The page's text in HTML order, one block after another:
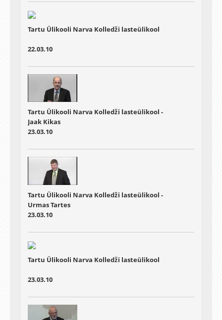
Tartu Ülikooli Narva Kolledži lasteülikool
22.03.10
Tartu Ülikooli Narva Kolledži lasteülikool -
Jaak Kikas
23.03.10
Tartu Ülikooli Narva Kolledži lasteülikool -
Urmas Tartes
23.03.10
Tartu Ülikooli Narva Kolledži lasteülikool
23.03.10